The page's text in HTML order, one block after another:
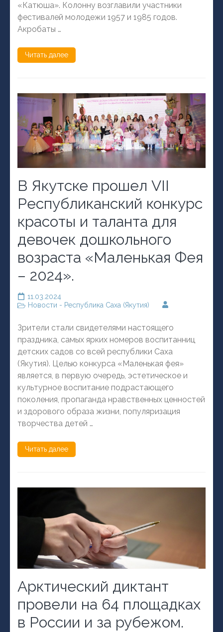
«Катюша». Колонну возглавили участники
фестивалей молодежи 1957 и 1985 годов.
Акробаты …
Читать далее
В Якутске прошел VII
Республиканский конкурс
красоты и таланта для
девочек дошкольного
возраста «Маленькая Фея
– 2024».
11.03.2024
Новости - Республика Саха (Якутия)
Зрители стали свидетелями настоящего
праздника, самых ярких номеров воспитанниц
детских садов со всей республики Саха
(Якутия). Целью конкурса «Маленькая фея»
является, в первую очередь, эстетическое и
культурное воспитание подрастающего
поколения, пропаганда нравственных ценностей
и здорового образа жизни, популяризация
творчества детей …
Читать далее
Арктический диктант
провели на 64 площадках
в России и за рубежом.